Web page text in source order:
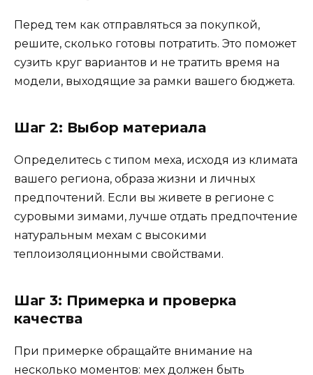
Перед тем как отправляться за покупкой,
решите, сколько готовы потратить. Это поможет
сузить круг вариантов и не тратить время на
модели, выходящие за рамки вашего бюджета.
Шаг 2: Выбор материала
Определитесь с типом меха, исходя из климата
вашего региона, образа жизни и личных
предпочтений. Если вы живете в регионе с
суровыми зимами, лучше отдать предпочтение
натуральным мехам с высокими
теплоизоляционными свойствами.
Шаг 3: Примерка и проверка
качества
При примерке обращайте внимание на
несколько моментов: мех должен быть